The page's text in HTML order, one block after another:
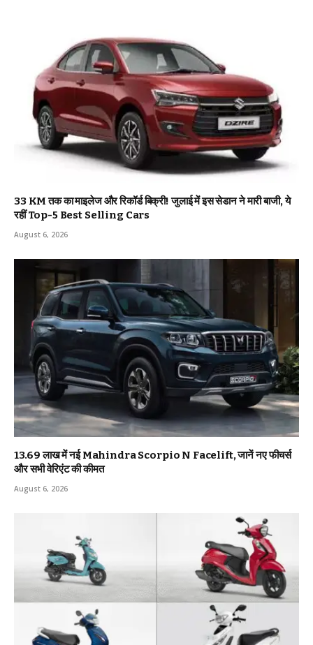
33 KM तक का माइलेज और रिकॉर्ड बिक्री! जुलाई में इस सेडान ने मारी बाजी, ये
रहीं Top-5 Best Selling Cars
August 6, 2026
₹13.69 लाख में नई Mahindra Scorpio N Facelift, जानें नए फीचर्स
और सभी वेरिएंट की कीमत
August 6, 2026